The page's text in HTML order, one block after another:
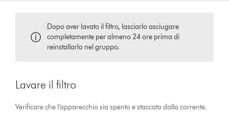
Dopo aver lavato il filtro, lasciarlo asciugare
completamente per almeno 24 ore prima di
reinstallarlo nel gruppo.
Lavare il filtro
Verificare che l’apparecchio sia spento e staccato dalla corrente.